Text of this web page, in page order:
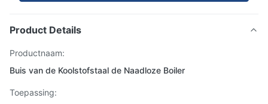
Product Details
Productnaam:
Buis van de Koolstofstaal de Naadloze Boiler
Toepassing: